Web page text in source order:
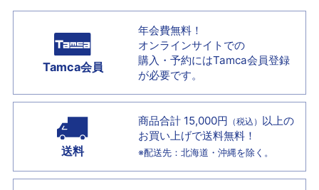
Tamca会員
年会費無料！
オンラインサイトでの
購入・予約にはTamca会員登録
が必要です。
送料
商品合計 15,000円 （税込） 以上の
お買い上げで送料無料！
※配送先：北海道・沖縄を除く。